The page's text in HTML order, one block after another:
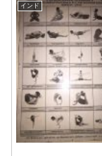
インド